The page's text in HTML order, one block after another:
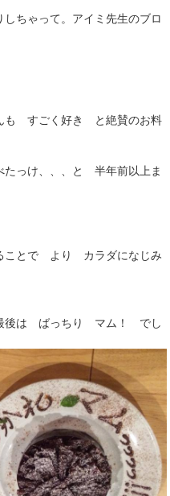
ちゃって。アイミ先生のブロ
も すごく好き と絶賛のお料
っけ、、、と 半年前以上ま
ことで より カラダになじみ
後は ばっちり マム！ でし